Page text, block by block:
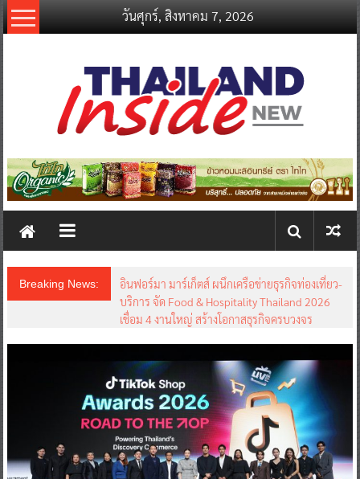
Skip
to
วันศุกร์, สิงหาคม 7, 2026
thailandinsidenew.com
Thailand
New
Breaking News:
อินฟอร์มา มาร์เก็ตส์ ผนึกเครือข่ายธุรกิจท่องเที่ยว-
บริการ จัด Food & Hospitality Thailand 2026
เชื่อม 4 งานใหญ่ สร้างโอกาสธุรกิจครบวงจร